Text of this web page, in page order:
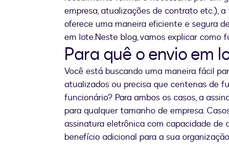
empresa, atualizações de contrato etc.),
oferece uma maneira eficiente e segura
em lote.Neste blog, vamos explicar como
Para quê o envio em
Você está buscando uma maneira fácil
atualizados ou precisa que centenas de
funcionário? Para ambos os casos, a
para qualquer tamanho de empresa.
assinatura eletrônica com capacidade de
benefício adicional para a sua